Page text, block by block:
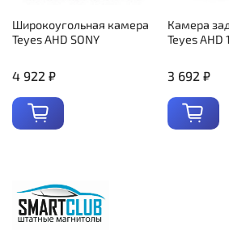
Широкоугольная камера
Teyes AHD SONY
4 922 ₽
Камера
Teyes AHD
3 692 ₽